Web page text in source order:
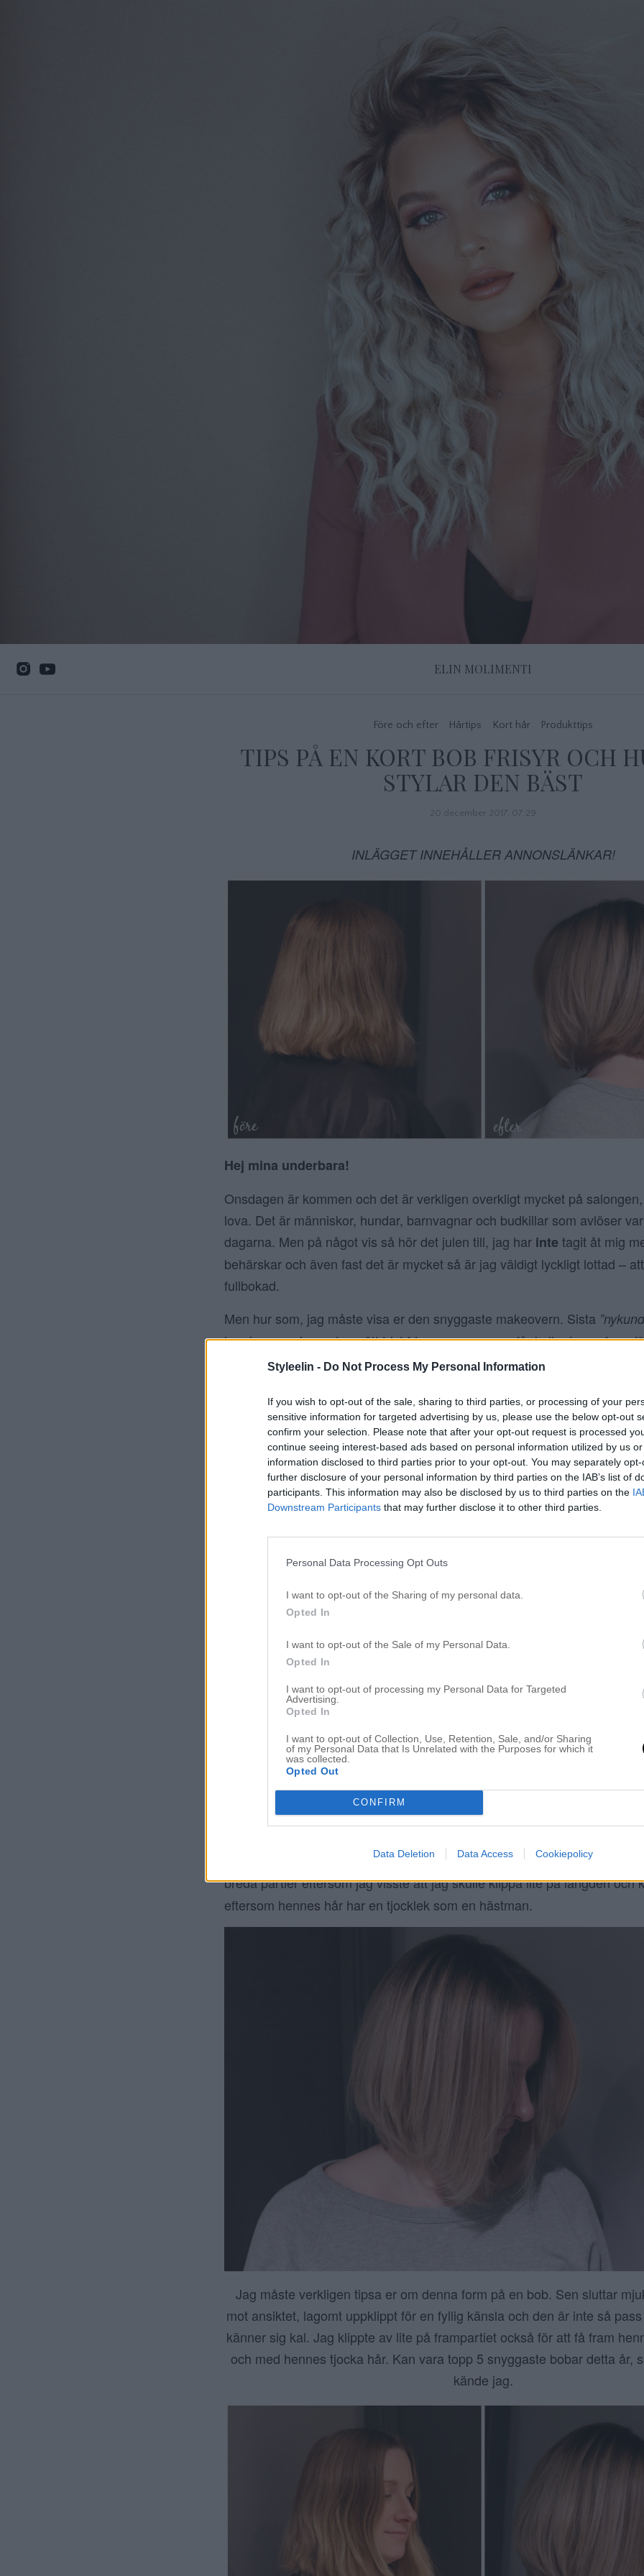
Styleelin - Do Not Process My Personal Information
If you wish to opt-out of the sale, sharing to third parties, or processing of your
sensitive information for targeted advertising by us, please use the below opt-out
confirm your selection. Please note that after your opt-out request is processed
continue seeing interest-based ads based on personal information utilized by us
information disclosed to third parties prior to your opt-out. You may separately
further disclosure of your personal information by third parties on the IAB’s list of
participants. This information may also be disclosed by us to third parties on the
Downstream Participants that may further disclose it to other third parties.
Personal Data Processing Opt Outs
I want to opt-out of the Sharing of my personal data.
Opted In
I want to opt-out of the Sale of my Personal Data.
Opted In
I want to opt-out of processing my Personal Data for Targeted
Advertising.
Opted In
I want to opt-out of Collection, Use, Retention, Sale, and/or Sharing
of my Personal Data that Is Unrelated with the Purposes for which it
was collected.
Opted Out
CONFIRM
Data Deletion Data Access Cookiepolicy
ELIN MOLIMENTI
Före och efter Hårtips Kort hår Produkttips
TIPS PÅ EN KORT BOB FRISYR OCH
STYLAR DEN BÄST
20 december 2017, 07:29
INLÄGGET INNEHÅLLER ANNONSLÄNKAR!
Hej mina underbara!
Onsdagen är kommen och det är verkligen overkligt mycket på
lova. Det är människor, hundar, barnvagnar och budkillar som avlöser
dagarna. Men på något vis så hör det julen till, jag har inte tagit åt mig
behärskar och även fast det är mycket så är jag väldigt lyckligt lottad –
fullbokad.
Men hur som, jag måste visa er den snyggaste makeovern. Sista
hon kommer in med en rätt trist frisyr, om man ens får kalla denna form
konstaterade det först, hon känner sig som en”tant”i en 30+ årings
noll form, om man ens får kalla det en normal klippning. Jag måste
rätt provocerad…
Jag målade olika ljusa delar i hela håret, la en mörkare bottenfärg och
blond/guld/beige upp i mitt huvud och jag kände direkt att det kan vara
breda partier eftersom jag visste att jag skulle klippa lite på längden och
eftersom hennes hår har en tjocklek som en hästman.
Jag måste verkligen tipsa er om denna form på en bob. Sen sluttar
mot ansiktet, lagomt uppklippt för en fyllig känsla och den är inte så
känner sig kal. Jag klippte av lite på frampartiet också för att få fram
och med hennes tjocka hår. Kan vara topp 5 snyggaste bobar detta år,
kände jag.